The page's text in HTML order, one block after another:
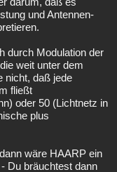
und Antennen-
durch Modulation der
weit unter dem
nicht, daß jede
fließt
oder 50 (Lichtnetz in
plus
wäre HAARP ein
Du bräuchtest dann